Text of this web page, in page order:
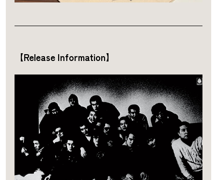
【Release Information】